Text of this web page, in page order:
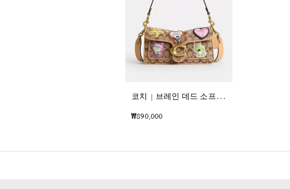
코
치 | 브레인 데드 소프트 태비 숄더 백 26 인 시그니처 자카드 위드 패치
₩890,000